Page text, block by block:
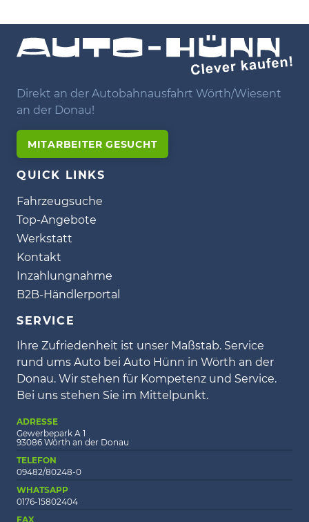
Direkt an der Autobahnausfahrt Wörth/Wiesent
an der Donau!
MITARBEITER GESUCHT
QUICK LINKS
Fahrzeugsuche
Top-Angebote
Werkstatt
Kontakt
Inzahlungnahme
B2B-Händlerportal
SERVICE
Ihre Zufriedenheit ist unser Maßstab. Service
rund ums Auto bei Auto Hünn in Wörth an der
Donau. Wir stehen für Kompetenz und Service.
Bei uns stehen Sie im Mittelpunkt.
ADRESSE
Gewerbepark A 1
93086 Wörth an der Donau
TELEFON
09482/80248-0
WHATSAPP
0176-15802404
FAX